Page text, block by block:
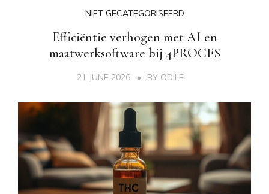
NIET GECATEGORISEERD
Efficiëntie verhogen met AI en
maatwerksoftware bij 4PROCES
21 JUNE 2026 BY ODILE